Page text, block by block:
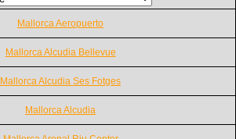
Mallorca Aeropuerto
Mallorca Alcudia Bellevue
Mallorca Alcudia Ses Fotges
Mallorca Alcudia